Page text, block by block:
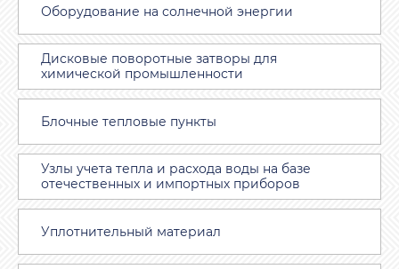
Оборудование на солнечной энергии
Дисковые поворотные затворы для
химической промышленности
Блочные тепловые пункты
Узлы учета тепла и расхода воды на базе
отечественных и импортных приборов
Уплотнительный материал